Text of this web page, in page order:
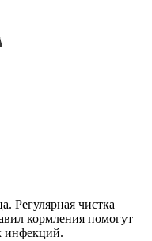
Регулярная чистка
кормления помогут
инфекций.